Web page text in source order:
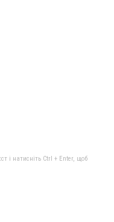
і натисніть Ctrl + Enter, щоб